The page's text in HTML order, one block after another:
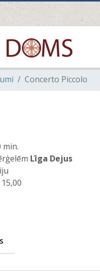
Concerto Piccolo
min.
Līga Dejus